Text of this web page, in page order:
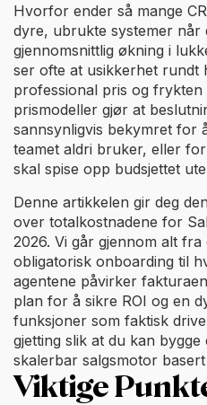
Hvorfor ender så mange
dyre, ubrukte systemer når
gjennomsnittlig økning i
ser ofte at usikkerhet rundt
professional pris og
prismodeller gjør at
sannsynligvis bekymret for
teamet aldri bruker, eller
skal spise opp budsjettet
Denne artikkelen gir deg
over totalkostnadene for
2026. Vi går gjennom alt
obligatorisk onboarding til
agentene påvirker
plan for å sikre ROI og en
funksjoner som faktisk
gjetting slik at du kan
skalerbar salgsmotor
Viktige